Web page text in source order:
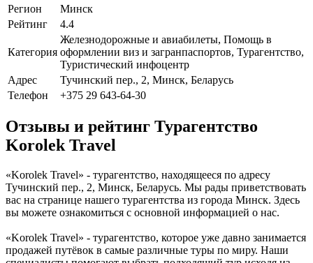
Регион
Минск
Рейтинг
4.4
Категория
Железнодорожные и авиабилеты, Помощь в
оформлении виз и загранпаспортов, Турагентство,
Туристический инфоцентр
Адрес
Тучинский пер., 2, Минск, Беларусь
Телефон
+375 29 643-64-30
Отзывы и рейтинг Турагентство
Korolek Travel
«Korolek Travel» - турагентство, находящееся по адресу
Тучинский пер., 2, Минск, Беларусь. Мы рады приветствовать
вас на странице нашего турагентства из города Минск. Здесь
вы можете ознакомиться с основной информацией о нас.
«Korolek Travel» - турагентство, которое уже давно занимается
продажей путёвок в самые различные туры по миру. Наши